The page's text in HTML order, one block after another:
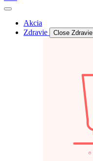
Akcia
Zdravie
Close Zdravie